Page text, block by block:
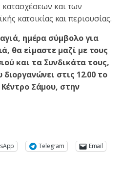
και των
κατοικίας και περιουσίας.
ημέρα σύμβολο για
θα είμαστε μαζί με τους
και τα Συνδικάτα τους,
στις 12.00 το
Σάμου, στην
Telegram Email